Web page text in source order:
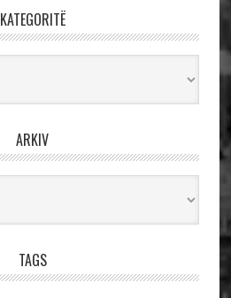
KATEGORITË
ARKIV
TAGS